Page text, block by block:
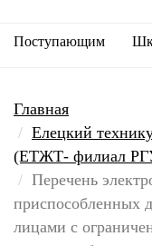
Поступающим
Главная
Елецкий
(ЕТЖТ- филиал
Перечень
приспособленных
лицами с